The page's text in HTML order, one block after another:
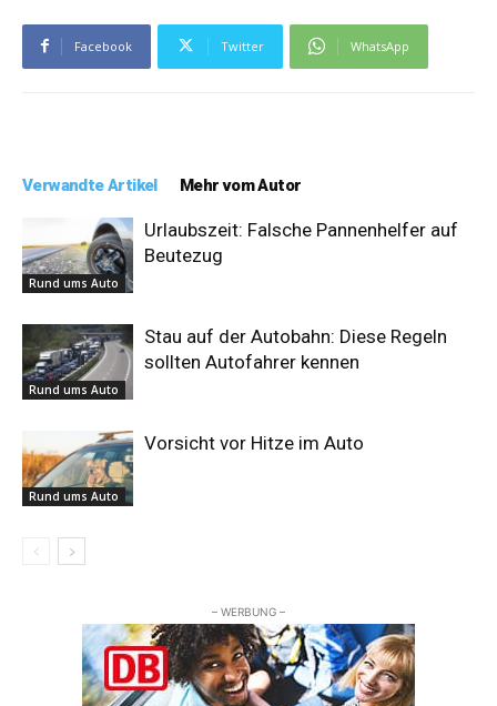
Facebook Twitter WhatsApp
Verwandte Artikel Mehr vom Autor
Rund ums Auto
Urlaubszeit: Falsche Pannenhelfer auf
Beutezug
Rund ums Auto
Stau auf der Autobahn: Diese Regeln
sollten Autofahrer kennen
Rund ums Auto
Vorsicht vor Hitze im Auto
– WERBUNG –